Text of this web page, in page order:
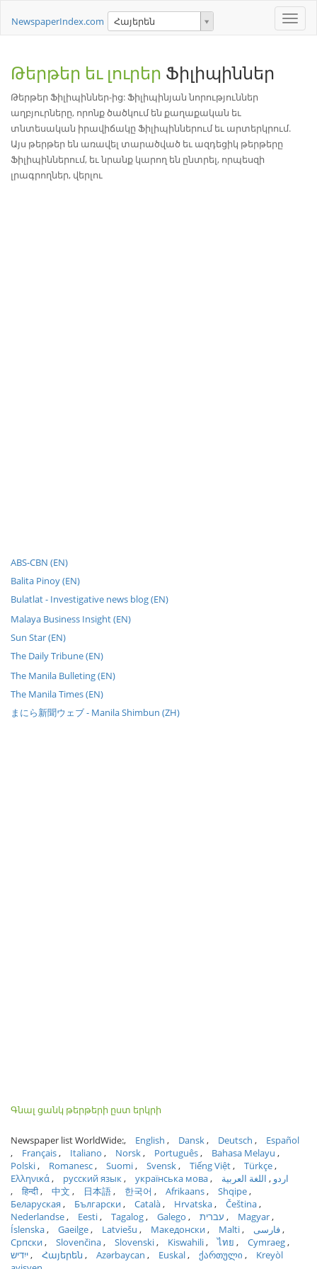
Toggle
NewspaperIndex.com Հայերեն
Թերթեր եւ լուրեր Ֆիլիպիններ
Թերթեր Ֆիլիպիններ-ից: Ֆիլիպինյան նորություններ
աղբյուրները, որոնք ծածկում են քաղաքական եւ
տնտեսական իրավիճակը Ֆիլիպիններում եւ արտերկրում.
Այս թերթեր են առավել տարածված եւ ազդեցիկ թերթերը
Ֆիլիպիններում, եւ նրանք կարող են ընտրել, որպեսզի
լրագրողներ, վերլու
ABS-CBN (EN)
Balita Pinoy (EN)
Bulatlat - Investigative news blog (EN)
Malaya Business Insight (EN)
Sun Star (EN)
The Daily Tribune (EN)
The Manila Bulleting (EN)
The Manila Times (EN)
まにら新聞ウェブ - Manila Shimbun (ZH)
Գնալ ցանկ թերթերի ըստ երկրի
Newspaper list WorldWide: English Dansk Deutsch
Español
Français
Italiano Norsk Português
Bahasa Melayu
Polski
Romanesc Suomi Svensk Tiếng Việt
Türkçe
Ελληνικά
русский язык українська мова اردو
اللغة العربية
हिन्दी
中文 日本語 한국어 Afrikaans
Shqipe
Беларуская
Български Català Hrvatska
Čeština
Nederlandse
Eesti Tagalog Galego עברית
Magyar
Íslenska
Gaeilge Latviešu Македонски Malti
فارسی
Српски
Slovenčina Slovenski Kiswahili ไทย
Cymraeg
ייִדיש
Հայերեն Azərbaycan Euskal ქართული
Kreyòl